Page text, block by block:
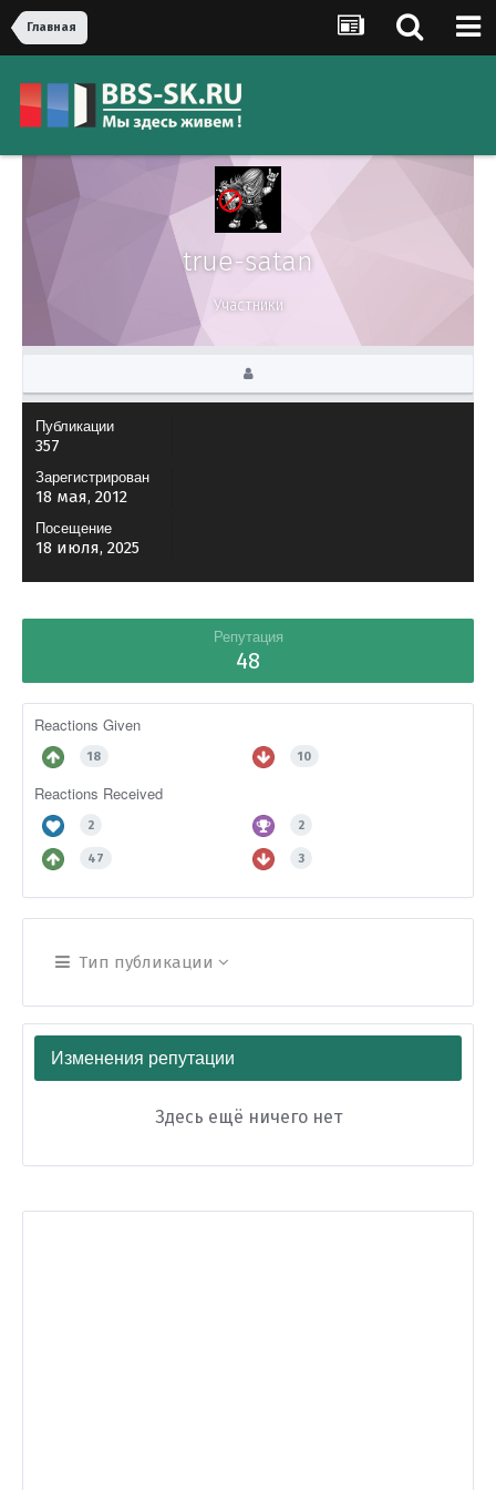
Главная
true-satan
Участники
Публикации
357
Зарегистрирован
18 мая, 2012
Посещение
18 июля, 2025
Репутация
48
Reactions Given
18 10
Reactions Received
2 2
47 3
Тип публикации
Изменения репутации
Здесь ещё ничего нет